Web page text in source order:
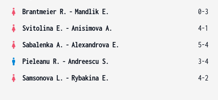
Brantmeier R. - Mandlik E.
0-3
Svitolina E. - Anisimova A.
4-1
Sabalenka A. - Alexandrova E.
5-4
Pieleanu R. - Andreescu S.
3-4
Samsonova L. - Rybakina E. 4-2